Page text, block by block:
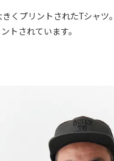
くプリントされたTシャツ。
トされています。